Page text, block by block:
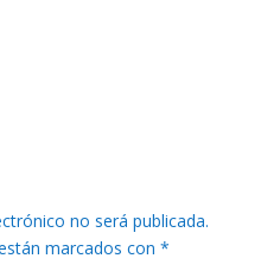
no será publicada.
marcados con *